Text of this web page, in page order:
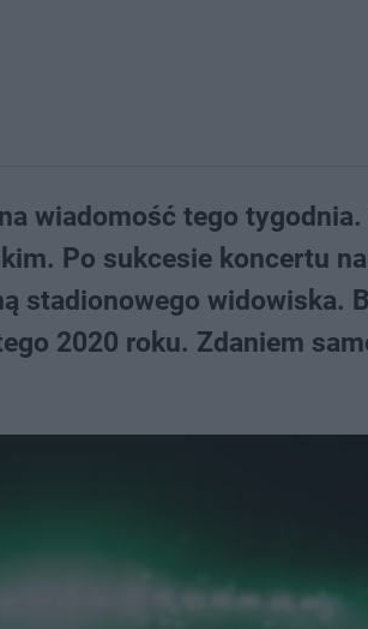
wiadomość tego tygodnia.
Po sukcesie koncertu
stadionowego widowiska.
2020 roku. Zdaniem